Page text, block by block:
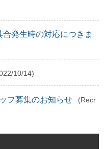
発生時の対応につきま
10/14)
フ募集のお知らせ
(Recr